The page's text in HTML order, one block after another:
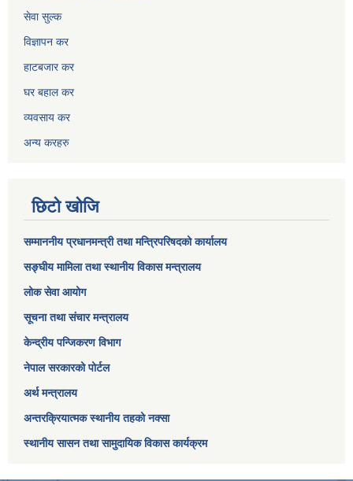
सेवा सुल्क
विज्ञापन कर
हाटबजार कर
घर बहाल कर
व्यवसाय कर
अन्य करहरु
छिटो खोजि
सम्माननीय प्रधानमन्त्री तथा मन्त्रिपरिषद‌को कार्यालय
सङ्घीय मामिला तथा स्थानीय विकास मन्त्रालय
लोक सेवा आयोग
सूचना तथा संचार मन्त्रालय
केन्द्रीय पन्जिकरण विभाग
नेपाल सरकारको पोर्टल
अर्थ मन्त्रालय
अन्तरक्रियात्मक स्थानीय तहको नक्सा
स्थानीय सासन तथा सामुदायिक विकास कार्यक्रम